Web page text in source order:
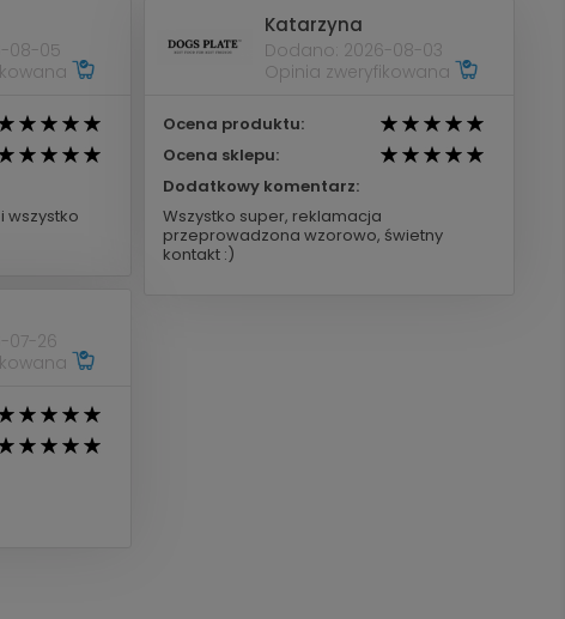
08-05
wszystko
Katarzyna
Dodano: 2026-08-03
Opinia zweryfikowana
Ocena produktu:
Ocena sklepu:
Dodatkowy komentarz:
Wszystko super, reklamacja
przeprowadzona wzorowo, świetny
kontakt :)
07-26